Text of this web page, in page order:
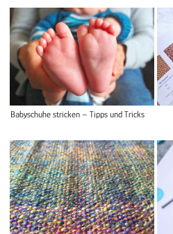
Babyschuhe stricken – Tipps und Tricks